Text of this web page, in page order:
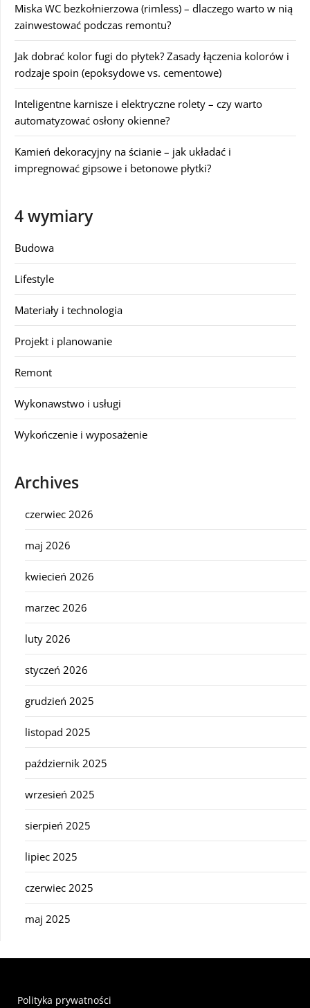
Miska WC bezkołnierzowa (rimless) – dlaczego warto w nią
zainwestować podczas remontu?
Jak dobrać kolor fugi do płytek? Zasady łączenia kolorów i
rodzaje spoin (epoksydowe vs. cementowe)
Inteligentne karnisze i elektryczne rolety – czy warto
automatyzować osłony okienne?
Kamień dekoracyjny na ścianie – jak układać i
impregnować gipsowe i betonowe płytki?
4 wymiary
Budowa
Lifestyle
Materiały i technologia
Projekt i planowanie
Remont
Wykonawstwo i usługi
Wykończenie i wyposażenie
Archives
czerwiec 2026
maj 2026
kwiecień 2026
marzec 2026
luty 2026
styczeń 2026
grudzień 2025
listopad 2025
październik 2025
wrzesień 2025
sierpień 2025
lipiec 2025
czerwiec 2025
maj 2025
Polityka prywatności